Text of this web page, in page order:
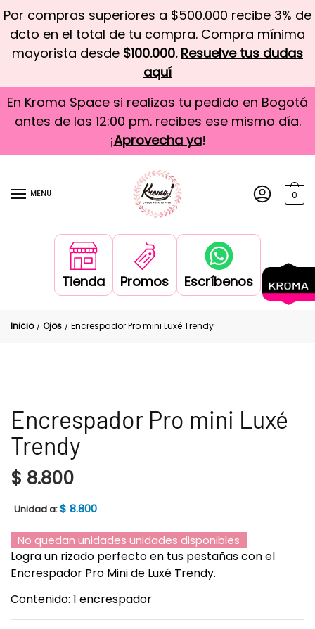
Por compras superiores a $500.000 recibe 3% de
dcto en el total de tu compra. Compra mínima
mayorista desde $100.000. Resuelve tus dudas
aquí
En Kroma Space si realizas tu pedido en Bogotá
antes de las 12:00 pm. recibes ese mismo día.
¡Aprovecha ya!
MENU 0
Tienda Promos Escríbenos
Inicio / Ojos / Encrespador Pro mini Luxé Trendy
Encrespador Pro mini Luxé
Trendy
$ 8.800
Unidad a:$ 8.800
No quedan unidades unidades disponibles
Logra un rizado perfecto en tus pestañas con el
Encrespador Pro Mini de Luxé Trendy.
Contenido: 1 encrespador